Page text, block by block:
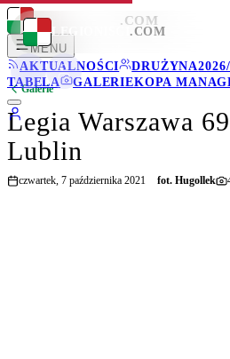
LEGIONISCI .COM
MENU
AKTUALNOŚCI
DRUŻYNA
TABELA
GALERIEKOPA
LEGIONISCI .COM
Galerie
Legia Warszawa
Lublin
czwartek, 7 października 2021 fot. Hugollek